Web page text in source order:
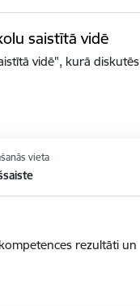
saistītā vidē
vidē", kurā diskutēs
vieta
rezultāti un